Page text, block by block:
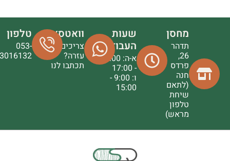
מחסן
תדהר
26,
פרדס
חנה
(לתאם
שיחת
טלפון
מראש)
שעות
העבודה
א-ה: 9:00
- 17:00
ו: 9:00 -
15:00
וואטסאפ
צריכים
עזרה?
תכתבו לנו
טלפון
053-
3016132